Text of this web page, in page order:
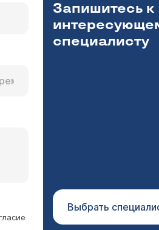
Запишитесь к
специалисту
Выбрать